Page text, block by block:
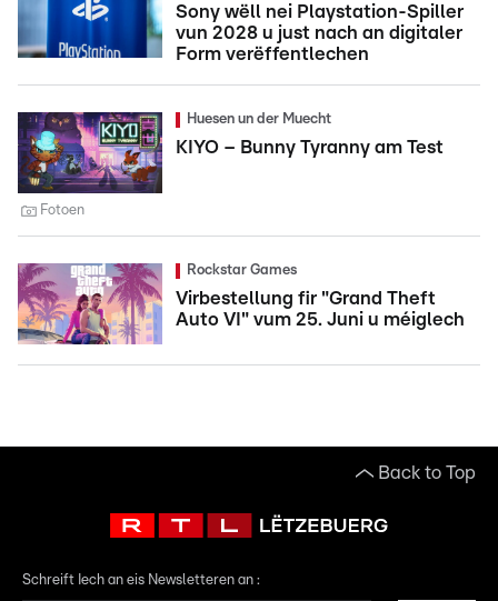
Sony wëll nei Playstation-Spiller
vun 2028 u just nach an digitaler
Form verëffentlechen
Huesen un der Muecht
KIYO – Bunny Tyranny am Test
Fotoen
Rockstar Games
Virbestellung fir "Grand Theft
Auto VI" vum 25. Juni u méiglech
Back to Top
Schreift Iech an eis Newsletteren an :